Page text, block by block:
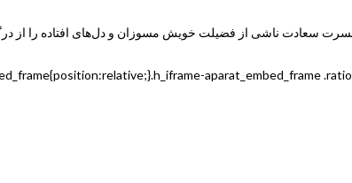
سعادت ناشی از فضیلت خویش مسوزان و دل‌های افتاده را از
aparat_embed_frame